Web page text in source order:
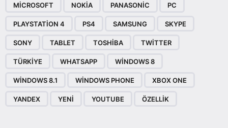
MICROSOFT NOKIA PANASONIC PC
PLAYSTATION 4 PS4 SAMSUNG SKYPE
SONY TABLET TOSHIBA TWITTER
TÜRKIYE WHATSAPP WINDOWS 8
WINDOWS 8.1 WINDOWS PHONE XBOX ONE
YANDEX YENI YOUTUBE ÖZELLIK